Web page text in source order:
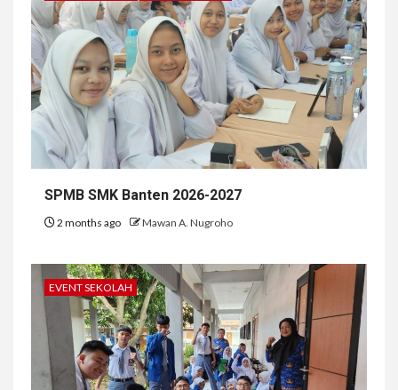
SPMB SMK Banten 2026-2027
2 months ago Mawan A. Nugroho
EVENT SEKOLAH